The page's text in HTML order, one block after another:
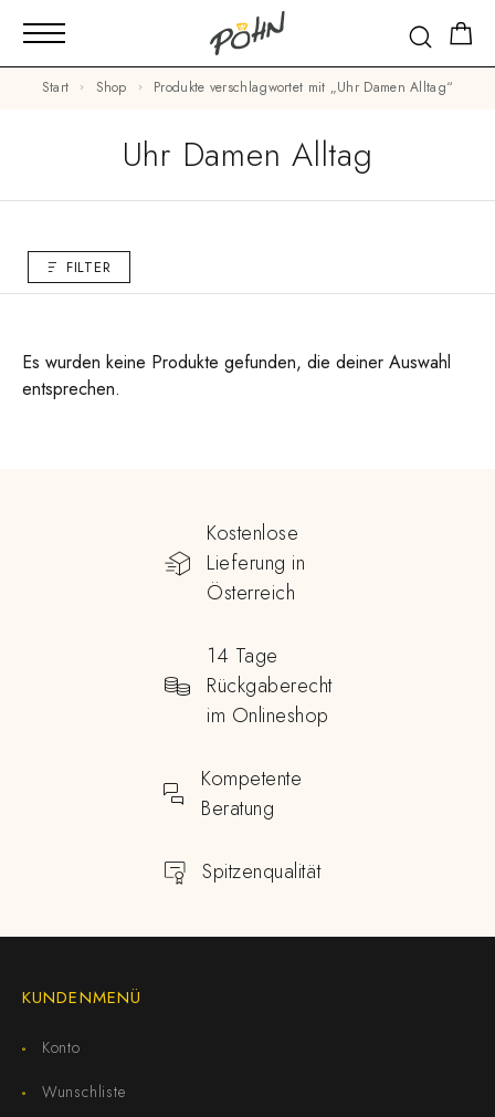
Start Shop Produkte verschlagwortet mit „Uhr Damen Alltag“
Uhr Damen Alltag
FILTER
Es wurden keine Produkte gefunden, die deiner Auswahl
entsprechen.
Kostenlose
Lieferung in
Österreich
14 Tage
Rückgaberecht
im Onlineshop
Kompetente
Beratung
Spitzenqualität
KUNDENMENÜ
Konto
Wunschliste